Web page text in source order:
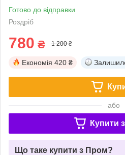
Готово до відправки
Роздріб
780 ₴ 1 200 ₴
Економія 420 ₴
або
Купити з
Що таке купити з Пром?